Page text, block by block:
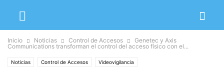
Inicio Noticias Control de Accesos
Genetec y Axis
Communications transforman el control del acceso físico con el...
Noticias Control de Accesos Videovigilancia